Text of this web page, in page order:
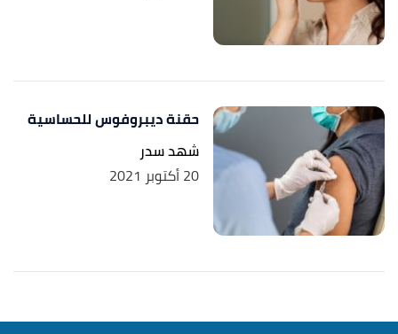
حقنة ديبروفوس للحساسية
شهد سدر
20 أكتوبر 2021